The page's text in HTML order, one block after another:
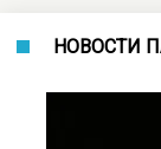
НОВОСТИ